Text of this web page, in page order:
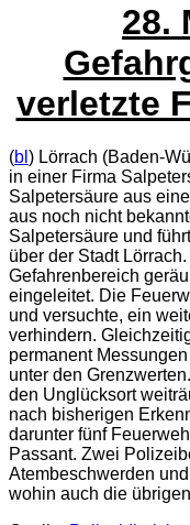
28.
verletzte
(bl ) Lörrach (Baden-
in einer Firma
Salpetersäure aus
aus noch nicht
Salpetersäure und
über der Stadt
Gefahrenbereich
eingeleitet. Die
und versuchte, ein
verhindern.
permanent
unter den
den Unglücksort
nach bisherigen
darunter fünf
Passant. Zwei
Atembeschwerden
wohin auch die